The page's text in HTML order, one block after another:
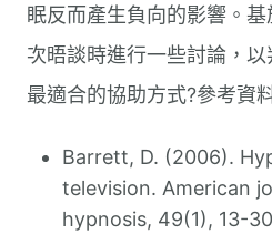
眠反而產生負向的影響。
次晤談時進行一些討論，
最適合的協助方式? ​ ​ 參考資
Barrett, D. (2006).
television. American
hypnosis, 49(1), 13-